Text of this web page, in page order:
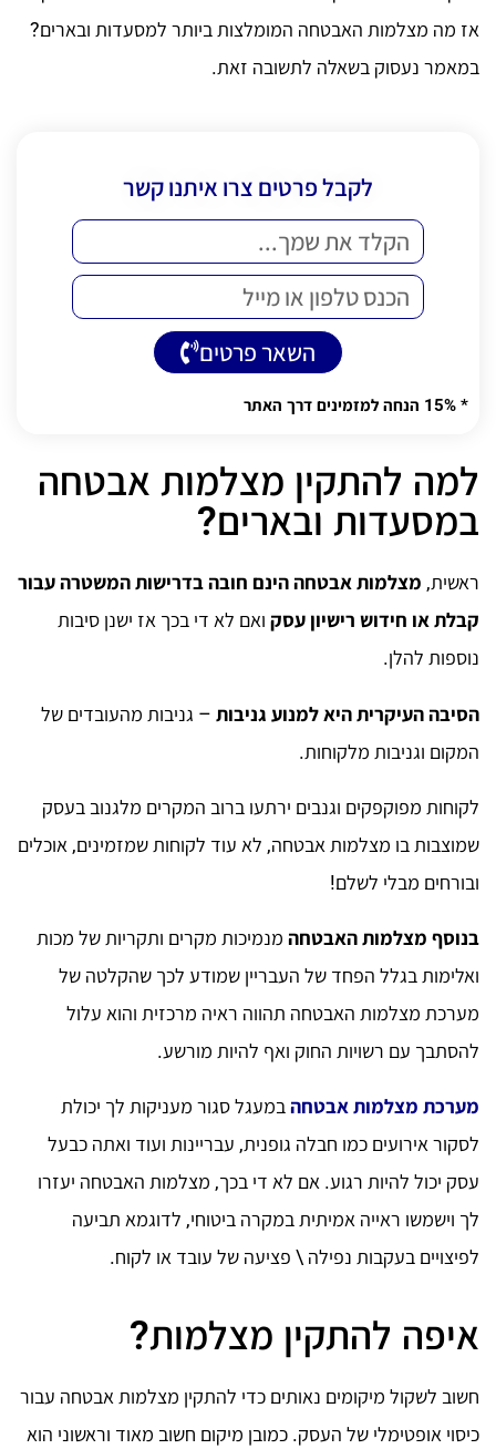
אז מה מצלמות האבטחה המומלצות ביותר למסעדות ובארים?
במאמר נעסוק בשאלה לתשובה זאת.
לקבל פרטים צרו איתנו קשר
השאר פרטים
Alternative: * 15% הנחה למזמינים דרך האתר
למה להתקין מצלמות אבטחה
במסעדות ובארים?
ראשית, מצלמות אבטחה הינם חובה בדרישות המשטרה עבור
קבלת או חידוש רישיון עסק ואם לא די בכך אז ישנן סיבות
נוספות להלן.
הסיבה העיקרית היא למנוע גניבות – גניבות מהעובדים של
המקום וגניבות מלקוחות.
לקוחות מפוקפקים וגנבים ירתעו ברוב המקרים מלגנוב בעסק
שמוצבות בו מצלמות אבטחה, לא עוד לקוחות שמזמינים, אוכלים
ובורחים מבלי לשלם!
בנוסף מצלמות האבטחה מנמיכות מקרים ותקריות של מכות
ואלימות בגלל הפחד של העבריין שמודע לכך שהקלטה של
מערכת מצלמות האבטחה תהווה ראיה מרכזית והוא עלול
להסתבך עם רשויות החוק ואף להיות מורשע.
מערכת מצלמות אבטחה במעגל סגור מעניקות לך יכולת
לסקור אירועים כמו חבלה גופנית, עבריינות ועוד ואתה כבעל
עסק יכול להיות רגוע. אם לא די בכך, מצלמות האבטחה יעזרו
לך וישמשו ראייה אמיתית במקרה ביטוחי, לדוגמא תביעה
לפיצויים בעקבות נפילה \ פציעה של עובד או לקוח.
איפה להתקין מצלמות?
חשוב לשקול מיקומים נאותים כדי להתקין מצלמות אבטחה עבור
כיסוי אופטימלי של העסק. כמובן מיקום חשוב מאוד וראשוני הוא